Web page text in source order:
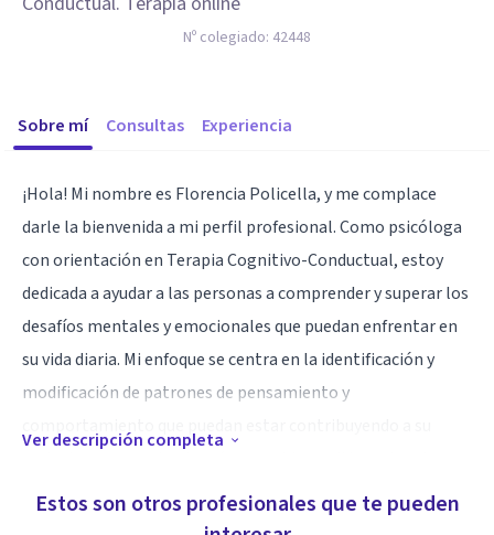
Nº colegiado: 42448
Sobre mí Consultas Experiencia
¡Hola! Mi nombre es Florencia Policella, y me complace
darle la bienvenida a mi perfil profesional. Como psicóloga
con orientación en Terapia Cognitivo-Conductual, estoy
dedicada a ayudar a las personas a comprender y superar los
desafíos mentales y emocionales que puedan enfrentar en
su vida diaria. Mi enfoque se centra en la identificación y
modificación de patrones de pensamiento y
Especialidad
Ver descripción completa
Estos son otros profesionales que te pueden